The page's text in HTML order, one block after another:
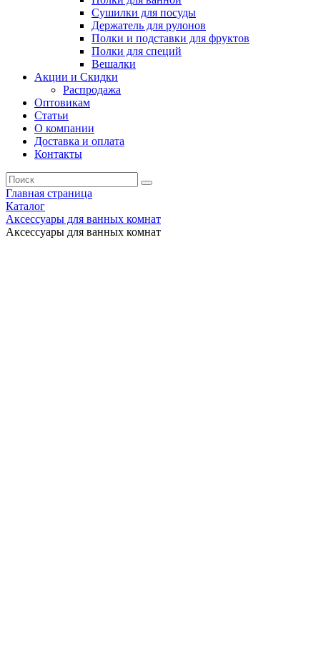
Сушилки для посуды
Держатель для рулонов
Полки и подставки для фруктов
Полки для специй
Вешалки
Акции и Скидки
Распродажа
Оптовикам
Статьи
О компании
Доставка и оплата
Контакты
Главная страница
Каталог
Аксессуары для ванных комнат
Аксессуары для ванных комнат